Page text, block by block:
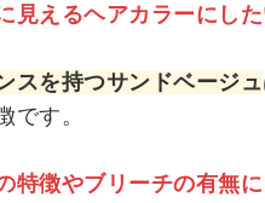
見えるヘアカラーにした
スを持つサンドベージュ
です。
特徴やブリーチの有無